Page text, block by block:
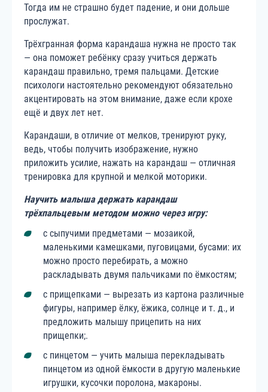
Тогда им не страшно будет падение, и они дольше
прослужат.
Трёхгранная форма карандаша нужна не просто так
— она поможет ребёнку сразу учиться держать
карандаш правильно, тремя пальцами. Детские
психологи настоятельно рекомендуют обязательно
акцентировать на этом внимание, даже если крохе
ещё и двух лет нет.
Карандаши, в отличие от мелков, тренируют руку,
ведь, чтобы получить изображение, нужно
приложить усилие, нажать на карандаш — отличная
тренировка для крупной и мелкой моторики.
Научить малыша держать карандаш
трёхпальцевым методом можно через игру:
с сыпучими предметами — мозаикой,
маленькими камешками, пуговицами, бусами: их
можно просто перебирать, а можно
раскладывать двумя пальчиками по ёмкостям;
с прищепками — вырезать из картона различные
фигуры, например ёлку, ёжика, солнце и т. д., и
предложить малышу прицепить на них
прищепки;.
с пинцетом — учить малыша перекладывать
пинцетом из одной ёмкости в другую маленькие
игрушки, кусочки поролона, макароны.